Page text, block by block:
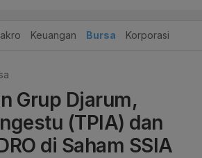
Keuangan Bursa Korporasi
Grup Djarum,
(TPIA) dan
di Saham SSIA